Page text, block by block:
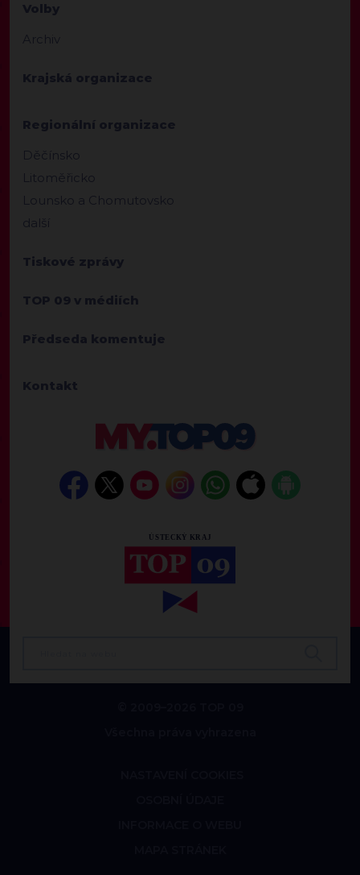
Volby
Archiv
Krajská organizace
Regionální organizace
Děčínsko
Litoměřicko
Lounsko a Chomutovsko
další
Tiskové zprávy
TOP 09 v médiích
Předseda komentuje
Kontakt